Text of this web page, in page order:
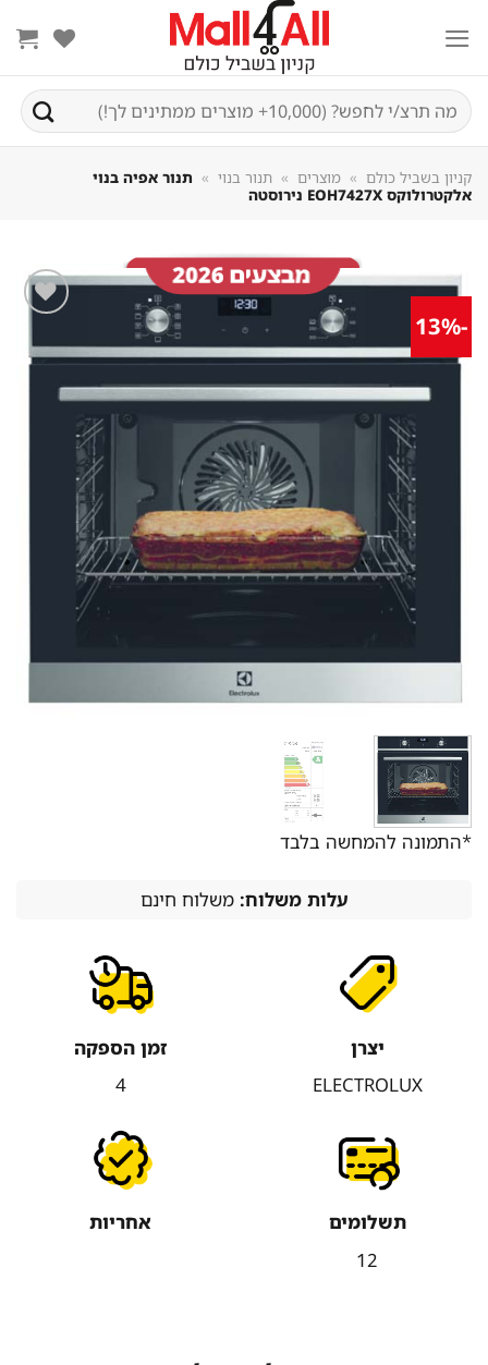
חיפוש
עבור:
קניון בשביל כולם מוצרים תנור בנוי
תנור אפיה בנוי
אלקטרולוקס EOH7427X נירוסטה
מוצר
*התמונה להמחשה בלבד
עלות משלוח:משלוח חינם
יצרן
ELECTROLUX
זמן הספקה
4
תשלומים
12
אחריות